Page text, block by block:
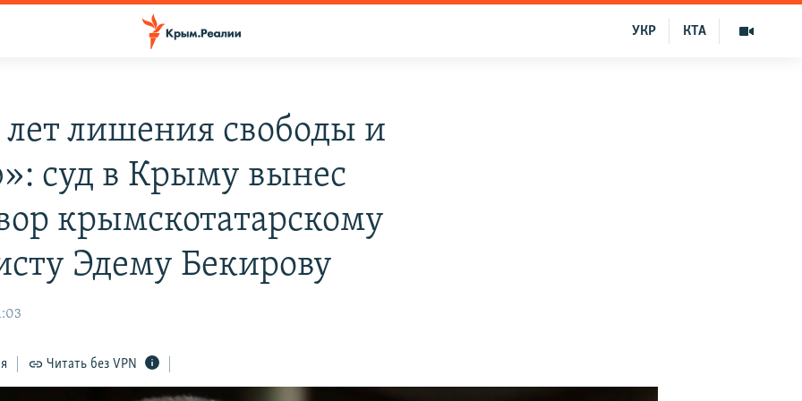
КТА
УКР
лишения свободы и
суд в Крыму вынес
крымскотатарскому
Эдему Бекирову
Читать без VPN